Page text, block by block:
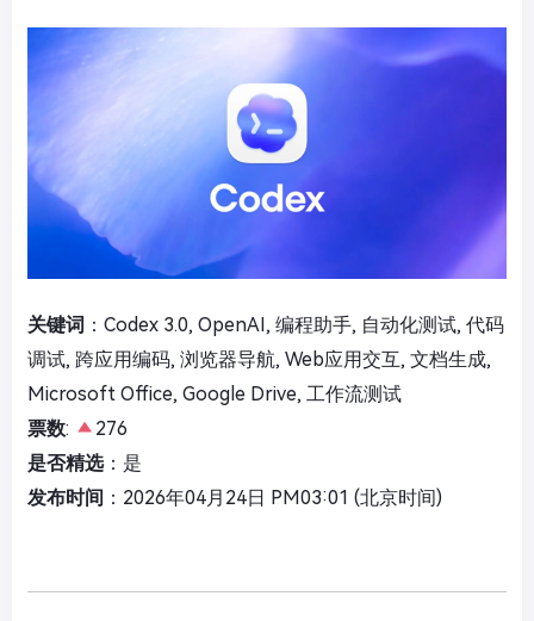
关键词 ：Codex 3.0, OpenAI, 编程助手, 自动化测试, 代码
调试, 跨应用编码, 浏览器导航, Web应用交互, 文档生成,
Microsoft Office, Google Drive, 工作流测试
票数:
276
是否精选：是
发布时间 ：2026年04月24日 PM03:01 (北京时间)